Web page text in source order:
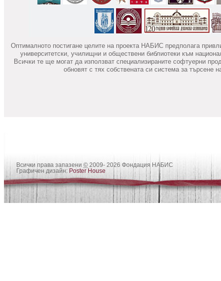
Оптималното постигане целите на проекта НАБИС предполага
университетски, училищни и обществени библиотеки към
Всички те ще могат да използват специализираните софтуерни
обновят с тях собствената си система за търсене
Всички права запазени © 2009- 2026 Фондация НАБИС
Графичен дизайн: Poster House